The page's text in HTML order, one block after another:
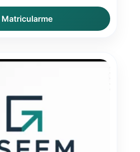
Matricularme